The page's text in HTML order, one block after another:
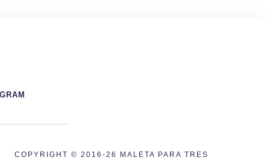
COPYRIGHT © 2016-26 MALETA PARA TRES